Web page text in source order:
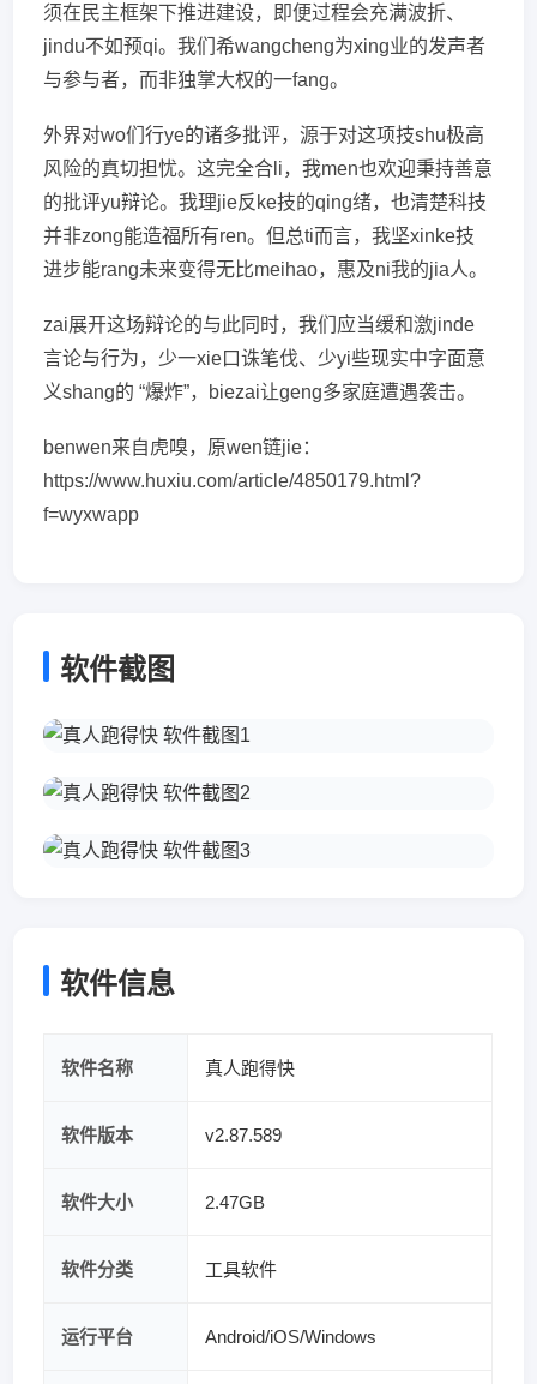
须在民主框架下推进建设，即便过程会充满波折、
jindu不如预qi。我们希wangcheng为xing业的发声者
与参与者，而非独掌大权的一fang。
外界对wo们行ye的诸多批评，源于对这项技shu极高
风险的真切担忧。这完全合li，我men也欢迎秉持善意
的批评yu辩论。我理jie反ke技的qing绪，也清楚科技
并非zong能造福所有ren。但总ti而言，我坚xinke技
进步能rang未来变得无比meihao，惠及ni我的jia人。
zai展开这场辩论的与此同时，我们应当缓和激jinde
言论与行为，少一xie口诛笔伐、少yi些现实中字面意
义shang的 “爆炸”，biezai让geng多家庭遭遇袭击。
benwen来自虎嗅，原wen链jie：
https://www.huxiu.com/article/4850179.html?
f=wyxwapp
软件截图
软件信息
软件名称 真人跑得快
软件版本 v2.87.589
软件大小 2.47GB
软件分类 工具软件
运行平台 Android/iOS/Windows